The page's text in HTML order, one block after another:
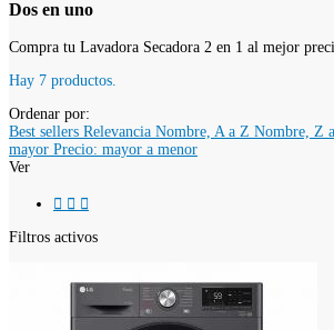
Dos en uno
Compra tu Lavadora Secadora 2 en 1 al mejor
Hay 7 productos.
Ordenar por:
Best sellers Relevancia Nombre, A a Z Nombre, Z
mayor Precio: mayor a menor
Ver
  
Filtros activos